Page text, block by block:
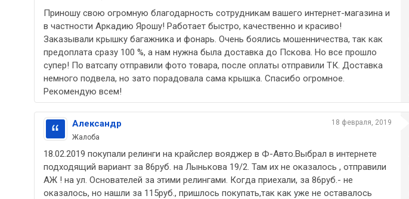
Приношу свою огромную благодарность сотрудникам вашего интернет-магазина и
в частности Аркадию Ярошу! Работает быстро, качественно и красиво!
Заказывали крышку багажника и фонарь. Очень боялись мошенничества, так как
предоплата сразу 100 %, а нам нужна была доставка до Пскова. Но все прошло
супер! По ватсапу отправили фото товара, после оплаты отправили ТК. Доставка
немного подвела, но зато порадовала сама крышка. Спасибо огромное.
Рекомендую всем!
18 февраля, 2019
Александр
Жалоба
18.02.2019 покупали релинги на крайслер вояджер в Ф-Авто.Выбрал в интернете
подходящий вариант за 86руб. на Лынькова 19/2. Там их не оказалось , отправили
АЖ ! на ул. Основателей за этими релингами. Когда приехали, за 86руб.- не
оказалось, но нашли за 115руб., пришлось покупать,так как уже не оставалось